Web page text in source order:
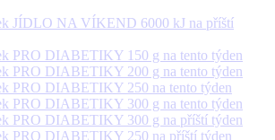
JÍDLO NA VÍKEND 6000 kJ na příští
PRO DIABETIKY 150 g na tento týden
PRO DIABETIKY 200 g na tento týden
PRO DIABETIKY 250 na tento týden
PRO DIABETIKY 300 g na tento týden
PRO DIABETIKY 300 g na příští týden
PRO DIABETIKY 250 na příští týden